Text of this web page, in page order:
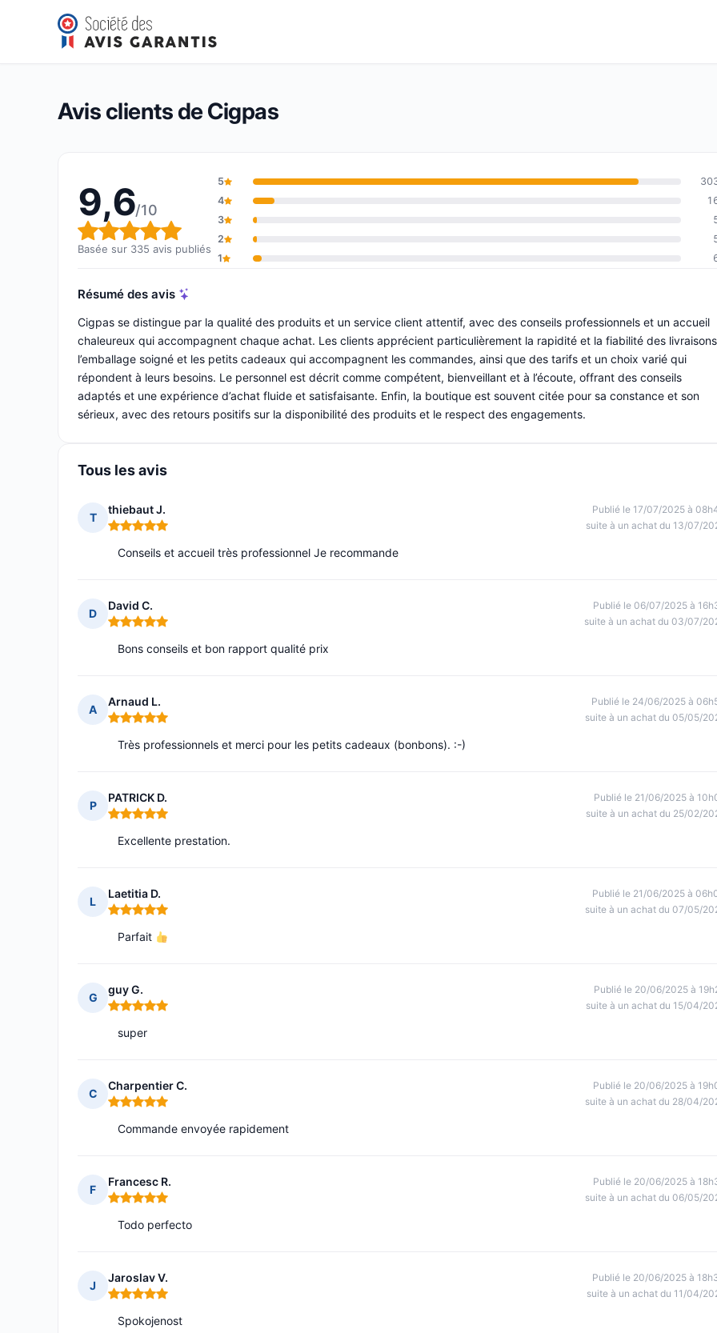
Cigpas
Note globale : 9,6 sur 10
9,6/10(335 avis)
Avis clients de Cigpas
9,6/10
Note globale : 9,6 sur 10
Basée sur 335 avis publiés
5
4
3
2
1
Résumé des avis
Cigpas se distingue par la qualité des produits et un service client attentif, avec des conseils professionnels et un accueil
chaleureux qui accompagnent chaque achat. Les clients apprécient particulièrement la rapidité et la fiabilité des
l’emballage soigné et les petits cadeaux qui accompagnent les commandes, ainsi que des tarifs et un choix varié qui
répondent à leurs besoins. Le personnel est décrit comme compétent, bienveillant et à l’écoute, offrant des conseils
adaptés et une expérience d’achat fluide et satisfaisante. Enfin, la boutique est souvent citée pour sa constance et son
sérieux, avec des retours positifs sur la disponibilité des produits et le respect des engagements.
Tous les avis
T
thiebaut J.
Note : 5 sur 5
Publié le 17/07/2025 à
suite à un achat du 13/07/
Conseils et accueil très professionnel Je recommande
D
David C.
Note : 5 sur 5
Publié le 06/07/2025 à
suite à un achat du 03/07/
Bons conseils et bon rapport qualité prix
A
Arnaud L.
Note : 5 sur 5
Publié le 24/06/2025 à
suite à un achat du 05/05/
Très professionnels et merci pour les petits cadeaux (bonbons). :-)
P
PATRICK D.
Note : 5 sur 5
Publié le 21/06/2025 à
suite à un achat du 25/02/
Excellente prestation.
L
Laetitia D.
Note : 5 sur 5
Publié le 21/06/2025 à
suite à un achat du 07/05/
Parfait
G
guy G.
Note : 5 sur 5
Publié le 20/06/2025 à
suite à un achat du 15/04/
super
C
Charpentier C.
Note : 5 sur 5
Publié le 20/06/2025 à
suite à un achat du 28/04/
Commande envoyée rapidement
F
Francesc R.
Note : 5 sur 5
Publié le 20/06/2025 à
suite à un achat du 06/05/
Todo perfecto
J
Jaroslav V.
Note : 5 sur 5
Publié le 20/06/2025 à
suite à un achat du 11/04/
Spokojenost